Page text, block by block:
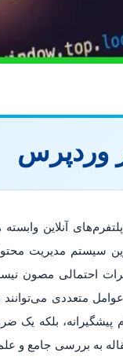
وردپرس
آنلاین وابسته
احتمالی مصون
متعددی
پیشگیرانه، بلکه یک
به بررسی جامع و